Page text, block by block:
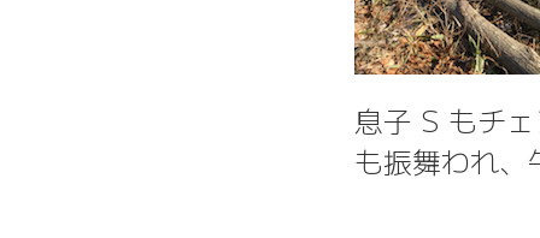
息子 S もチ
も振舞われ